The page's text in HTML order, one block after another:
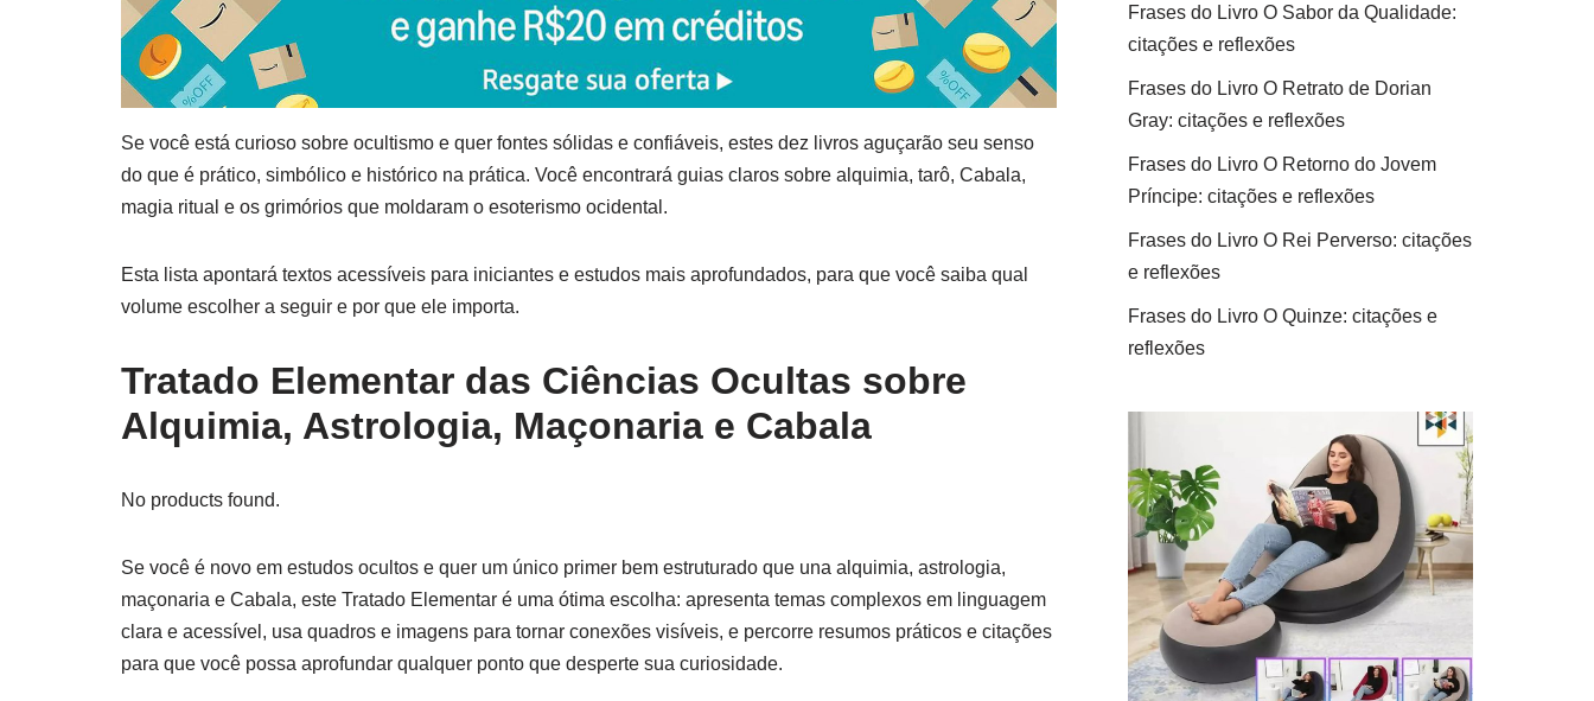
Se você está curioso sobre ocultismo e quer fontes sólidas e confiáveis, estes dez livros aguçarão seu senso
do que é prático, simbólico e histórico na prática. Você encontrará guias claros sobre alquimia, tarô, Cabala,
magia ritual e os grimórios que moldaram o esoterismo ocidental.
Esta lista apontará textos acessíveis para iniciantes e estudos mais aprofundados, para que você saiba qual
volume escolher a seguir e por que ele importa.
Tratado Elementar das Ciências Ocultas sobre
Alquimia, Astrologia, Maçonaria e Cabala
No products found.
Se você é novo em estudos ocultos e quer um único primer bem estruturado que una alquimia, astrologia,
maçonaria e Cabala, este Tratado Elementar é uma ótima escolha: apresenta temas complexos em linguagem
clara e acessível, usa quadros e imagens para tornar conexões visíveis, e percorre resumos práticos e citações
para que você possa aprofundar qualquer ponto que desperte sua curiosidade.
Frases do Livro O Sabor da Qualidade:
citações e reflexões
Frases do Livro O Retrato de Dorian
Gray: citações e reflexões
Frases do Livro O Retorno do Jovem
Príncipe: citações e reflexões
Frases do Livro O Rei Perverso: citações
e reflexões
Frases do Livro O Quinze: citações e
reflexões